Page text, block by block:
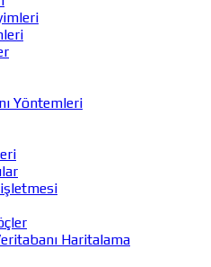
Yöntemleri
Haritalama